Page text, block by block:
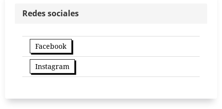
Redes sociales
Facebook
Instagram